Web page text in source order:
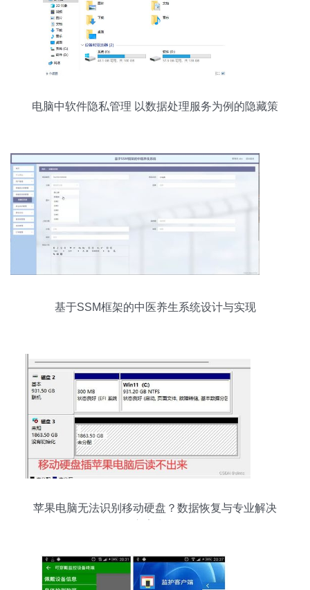
电脑中软件隐私管理 以数据处理服务为例的隐藏策
基于SSM框架的中医养生系统设计与实现
苹果电脑无法识别移动硬盘？数据恢复与专业解决